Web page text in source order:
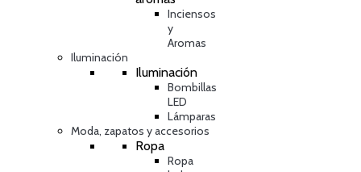
Inciensos
y
Aromas
Iluminación
Iluminación
Bombillas
LED
Lámparas
Moda, zapatos y accesorios
Ropa
Ropa